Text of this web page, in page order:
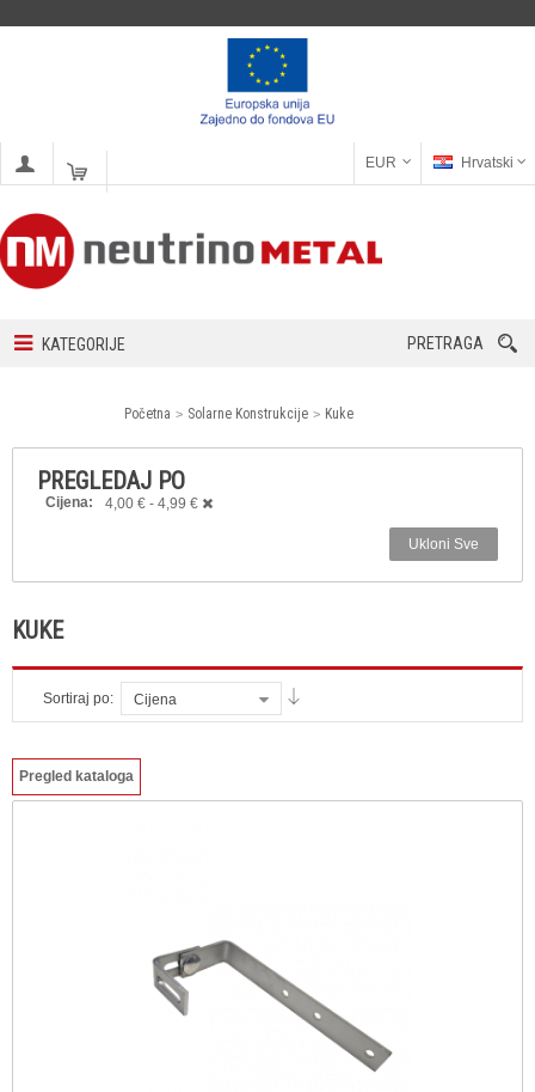
EUR Hrvatski
KATEGORIJE PRETRAGA
Početna Solarne Konstrukcije Kuke
PREGLEDAJ PO
Cijena: 4,00 € - 4,99 €
Ukloni Sve
KUKE
Sortiraj po: Cijena
Pregled kataloga